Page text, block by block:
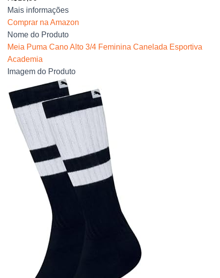
Mais informações
Comprar na Amazon
Nome do Produto
Meia Puma Cano Alto 3/4 Feminina Canelada Esportiva
Academia
Imagem do Produto